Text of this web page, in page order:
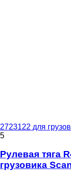
2723122 для
5
Рулевая тяга
грузовика